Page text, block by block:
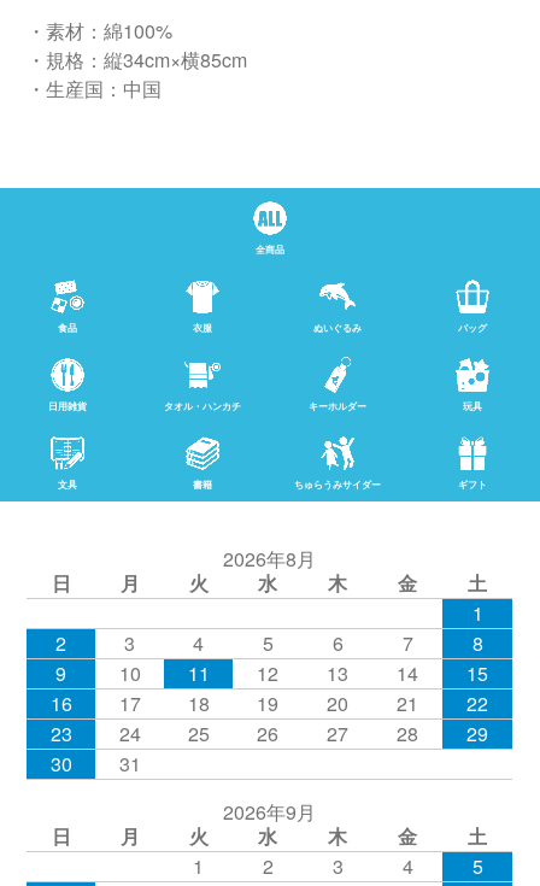
・素材：綿100%
・規格：縦34cm×横85cm
・生産国：中国
全商品
食品 衣服 ぬいぐるみ バッグ
日用雑貨 タオル・ハンカチ キーホルダー 玩具
文具 書籍 ちゅらうみサイダー ギフト
2026年8月
日
月 火 水 木 金
土
1
2
3 4 5 6 7
8
9
10 11 12 13 14
15
16
17 18 19 20 21
22
23
24 25 26 27 28
29
30
31
2026年9月
日
月 火 水 木 金
土
1
2 3 4
5